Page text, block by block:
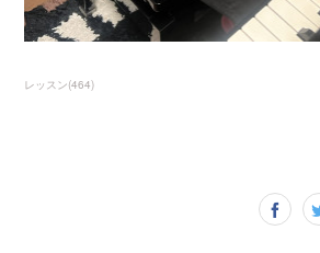
レッスン(464)